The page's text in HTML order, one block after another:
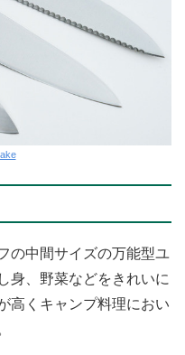
の中間サイズの万能型ユ
身、野菜などをきれいに
高くキャンプ料理におい